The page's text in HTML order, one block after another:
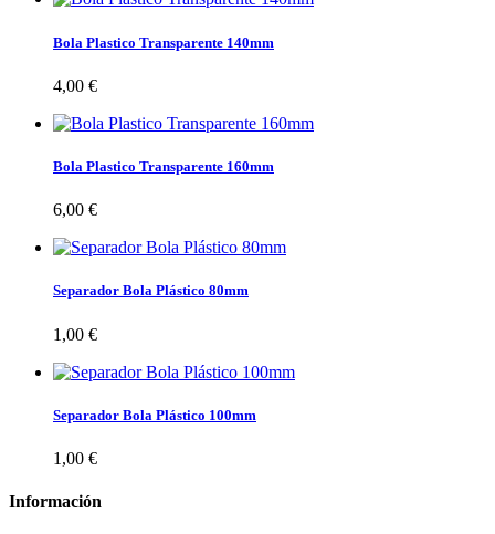
Bola Plastico Transparente 140mm
4,00 €
Bola Plastico Transparente 160mm
6,00 €
Separador Bola Plástico 80mm
1,00 €
Separador Bola Plástico 100mm
1,00 €
Información